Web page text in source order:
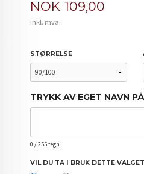
Pris
NOK 109,00
inkl. mva.
STØRRELSE
TRYKK AV EGET NAVN
0 / 255 tegn
VIL DU TA I BRUK DETTE